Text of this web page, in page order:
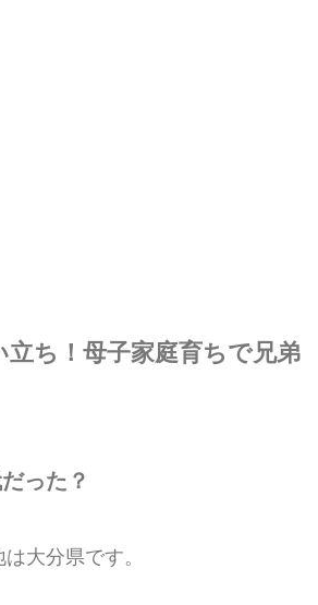
立ち！母子家庭育ちで兄弟
った？
大分県です。